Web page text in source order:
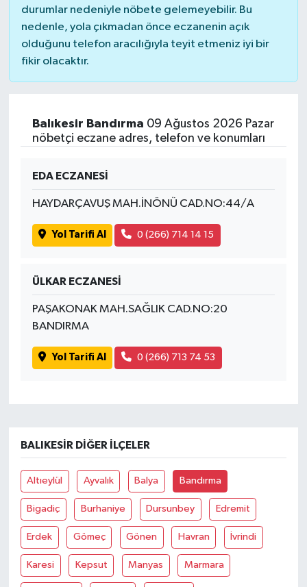
durumlar nedeniyle nöbete gelemeyebilir. Bu
nedenle, yola çıkmadan önce eczanenin açık
olduğunu telefon aracılığıyla teyit etmeniz iyi bir
fikir olacaktır.
Balıkesir Bandırma 09 Ağustos 2026 Pazar
nöbetçi eczane adres, telefon ve konumları
EDA ECZANESİ
HAYDARÇAVUŞ MAH.İNÖNÜ CAD.NO:44/A
Yol Tarifi Al 0 (266) 714 14 15
ÜLKAR ECZANESİ
PAŞAKONAK MAH.SAĞLIK CAD.NO:20
BANDIRMA
Yol Tarifi Al 0 (266) 713 74 53
BALIKESIR DIĞER İLÇELER
Altıeylül Ayvalık Balya Bandırma
Bigadiç Burhaniye Dursunbey Edremit
Erdek Gömeç Gönen Havran İvrindi
Karesi Kepsut Manyas Marmara